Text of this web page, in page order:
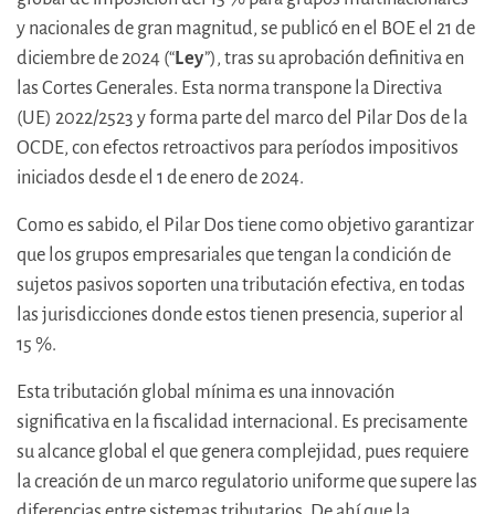
y nacionales de gran magnitud, se publicó en el BOE el 21 de
diciembre de 2024 (“Ley”), tras su aprobación definitiva en
las Cortes Generales. Esta norma transpone la Directiva
(UE) 2022/2523 y forma parte del marco del Pilar Dos de la
OCDE, con efectos retroactivos para períodos impositivos
iniciados desde el 1 de enero de 2024.
Como es sabido, el Pilar Dos tiene como objetivo garantizar
que los grupos empresariales que tengan la condición de
sujetos pasivos soporten una tributación efectiva, en todas
las jurisdicciones donde estos tienen presencia, superior al
15 %.
Esta tributación global mínima es una innovación
significativa en la fiscalidad internacional. Es precisamente
su alcance global el que genera complejidad, pues requiere
la creación de un marco regulatorio uniforme que supere las